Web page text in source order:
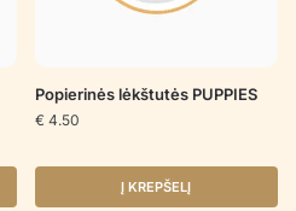
Popierinės lėkštutės PUPPIES
€ 4.50
Į KREPŠELĮ